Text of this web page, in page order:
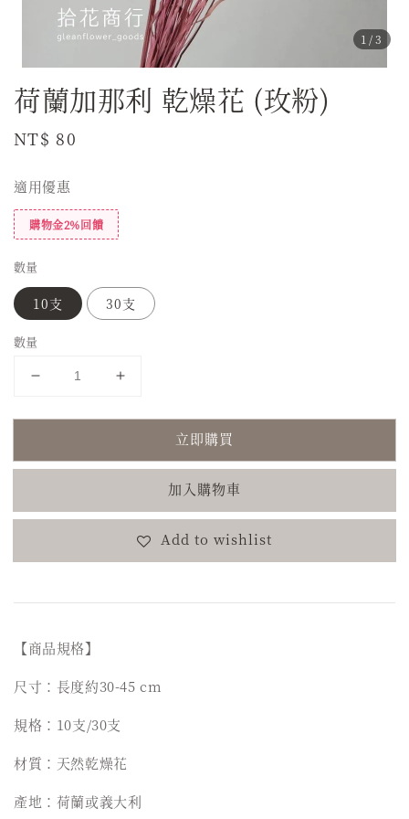
1 /3
荷蘭加那利 乾燥花 (玫粉)
Regular
NT$ 80
適用優惠
購物金2%回饋
數量
10支 30支
數量
立即購買
加入購物車
Add to wishlist
【商品規格】
尺寸：長度約30-45 cm
規格：10支/30支
材質：天然乾燥花
產地：荷蘭或義大利